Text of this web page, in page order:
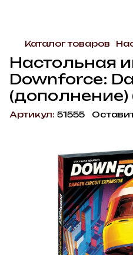
Каталог товаров
Настольная
Downforce:
(дополнение)
Артикул: 51555